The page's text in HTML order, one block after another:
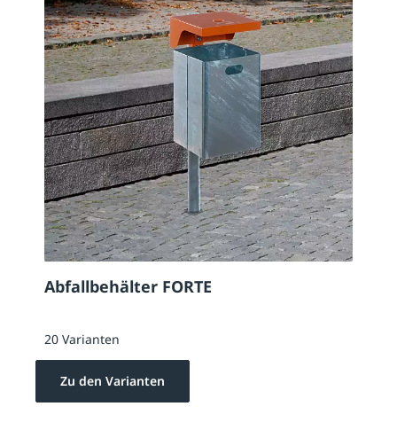
Abfallbehälter FORTE
20 Varianten
Zu den Varianten